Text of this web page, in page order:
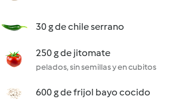
30 g de chile serrano
250 g de jitomate
pelados, sin semillas y en cubitos
600 g de frijol bayo cocido